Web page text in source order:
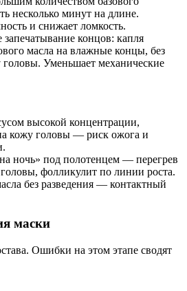
несколько минут на длине.
и снижает ломкость.
запечатывание концов: капля
масла на влажные концы, без
головы. Уменьшает механические
высокой концентрации,
кожу головы — риск ожога и
ночь» под полотенцем — перегрев
фолликулит по линии роста.
без разведения — контактный
маски
Ошибки на этом этапе сводят